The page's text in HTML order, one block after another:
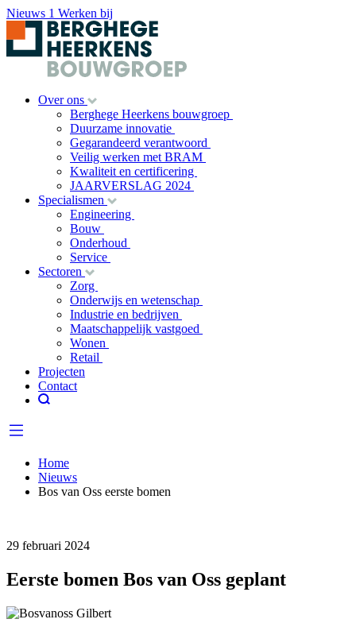
Nieuws 1 Werken bij
Over ons
Berghege Heerkens bouwgroep
Duurzame innovatie
Gegarandeerd verantwoord
Veilig werken met BRAM
Kwaliteit en certificering
JAARVERSLAG 2024
Specialismen
Engineering
Bouw
Onderhoud
Service
Sectoren
Zorg
Onderwijs en wetenschap
Industrie en bedrijven
Maatschappelijk vastgoed
Wonen
Retail
Projecten
Contact
Home
Nieuws
Bos van Oss eerste bomen
29 februari 2024
Eerste bomen Bos van Oss geplant